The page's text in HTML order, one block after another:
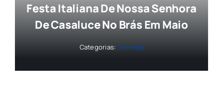
Festa Italiana De Nossa Senhora
De Casaluce No Brás Em Maio
Categorias: Eventos